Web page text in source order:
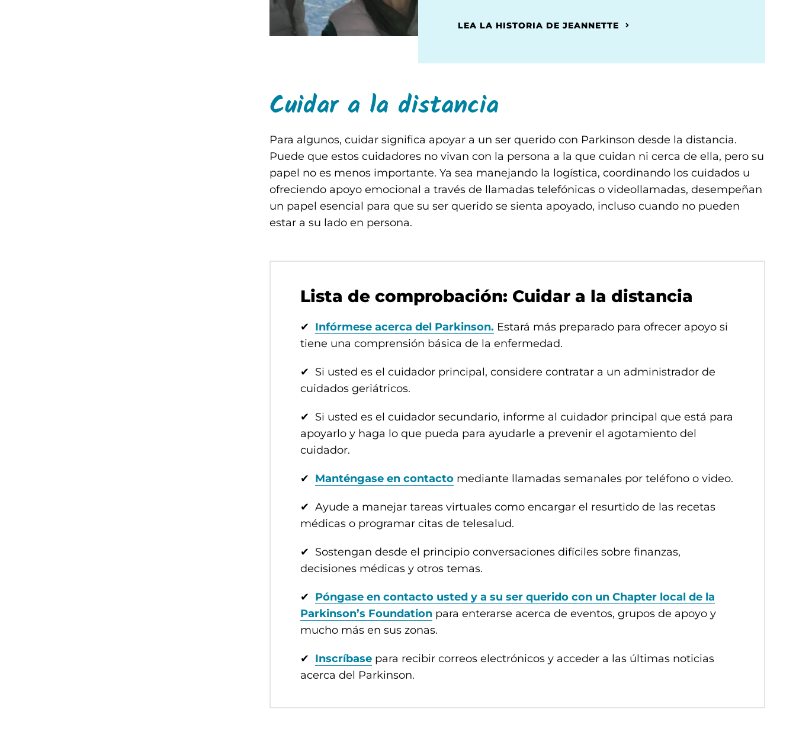
LEA LA HISTORIA DE JEANNETTE
Cuidar a la distancia
Para algunos, cuidar significa apoyar a un ser querido con Parkinson desde la distancia.
Puede que estos cuidadores no vivan con la persona a la que cuidan ni cerca de ella, pero su
papel no es menos importante. Ya sea manejando la logística, coordinando los cuidados u
ofreciendo apoyo emocional a través de llamadas telefónicas o videollamadas, desempeñan
un papel esencial para que su ser querido se sienta apoyado, incluso cuando no pueden
estar a su lado en persona.
Lista de comprobación: Cuidar a la distancia
✔ Infórmese acerca del Parkinson. Estará más preparado para ofrecer apoyo si
tiene una comprensión básica de la enfermedad.
✔ Si usted es el cuidador principal, considere contratar a un administrador de
cuidados geriátricos.
✔ Si usted es el cuidador secundario, informe al cuidador principal que está para
apoyarlo y haga lo que pueda para ayudarle a prevenir el agotamiento del
cuidador.
✔ Manténgase en contacto mediante llamadas semanales por teléfono o video.
✔ Ayude a manejar tareas virtuales como encargar el resurtido de las recetas
médicas o programar citas de telesalud.
✔ Sostengan desde el principio conversaciones difíciles sobre finanzas,
decisiones médicas y otros temas.
✔ Póngase en contacto usted y a su ser querido con un Chapter local de la
Parkinson’s Foundation para enterarse acerca de eventos, grupos de apoyo y
mucho más en sus zonas.
✔ Inscríbase para recibir correos electrónicos y acceder a las últimas noticias
acerca del Parkinson.